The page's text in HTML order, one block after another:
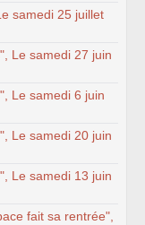
samedi 25 juillet
Le samedi 27 juin
Le samedi 6 juin
Le samedi 20 juin
Le samedi 13 juin
fait sa rentrée",